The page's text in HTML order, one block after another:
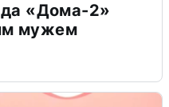
«Дома-2»
мужем